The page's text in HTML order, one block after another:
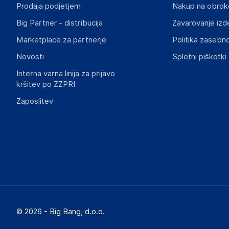
Slike o varnosti izdelka
Slike o varnosti izdelka vsebujejo opozorila na embalaži
Prodaja podjetjem
Big Partner - distribucija
Marketplace za partnerje
Novosti
Interna varna linija za prijavo
kršitev po ZZPRI
Zaposlitev
Nakup na
Zavarovanje
Politika
Spletni piškotki
© 2026 - Big Bang, d.o.o.